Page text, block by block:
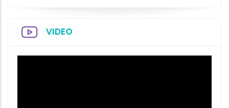
VIDEO